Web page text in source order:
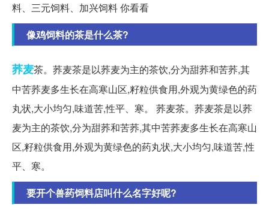
料、三元饲料、加兴饲料 你看看
像鸡饲料的茶是什么茶?
荞麦茶。荞麦茶是以荞麦为主的茶饮,分为甜荞和苦荞,其
中苦荞麦多生长在高寒山区,籽粒供食用,外观为黄绿色的药
丸状,大小均匀,味道苦,性平、寒。 荞麦茶。荞麦茶是以荞
麦为主的茶饮,分为甜荞和苦荞,其中苦荞麦多生长在高寒山
区,籽粒供食用,外观为黄绿色的药丸状,大小均匀,味道苦,性
平、寒。
要开个兽药饲料店叫什么名字好呢?